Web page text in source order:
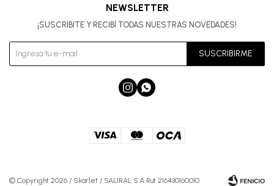
NEWSLETTER
¡SUSCRIBITE Y RECIBÍ TODAS NUESTRAS NOVEDADES!
SUSCRIBIRME
 
© Copyright 2026 / Skarlet / SALIRAL S.A Rut 216430160010